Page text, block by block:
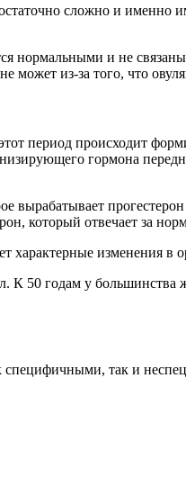
сложно и именно
нормальными и не
из-за того, что
период происходит
гормона
вырабатывает
который отвечает за
характерные изменения в
К 50 годам у
специфичными, так и